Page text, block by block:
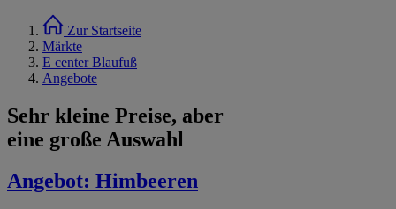
Zur Startseite
Märkte
E center Blaufuß
Angebote
Sehr kleine Preise, aber
eine große Auswahl
Angebot: Himbeeren